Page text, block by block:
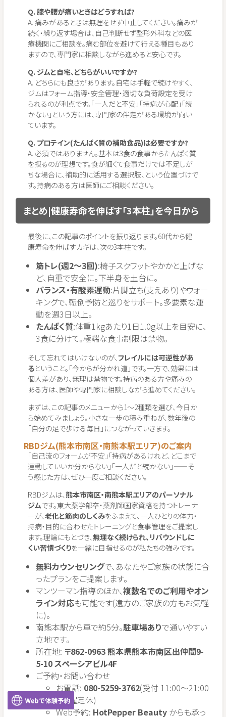
Q. 膝や腰が痛いときはどうすれば?
A. 痛みがあるときは無理をせず中止してください。痛みが
続く・繰り返す場合は、自己判断せず整形外科などの医
療機関にご相談を。痛む部位を避けて行える種目もあり
ますので、専門家に相談しながら進めると安心です。
Q. ジムと自宅、どちらがいいですか?
A. どちらにも良さがあります。自宅は手軽で続けやすく、
ジムはフォーム指導・安全管理・適切な負荷設定を受け
られるのが利点です。「一人だと不安」「持病が心配」「続
かない」という方には、専門家の伴走がある環境が向い
ています。
Q. プロテイン(たんぱく質の補助食品)は必要ですか?
A. 必須ではありません。基本は3食の食事からたんぱく質
を摂るのが理想です。食が細くて食事だけでは不足しが
ちな場合に、補助的に活用する選択肢、という位置づけで
す。持病のある方は医師にご相談ください。
まとめ|健康寿命を伸ばす「3本柱」を今日から
最後に、この記事のポイントを振り返ります。60代から健
康寿命を伸ばすカギは、次の3本柱です。
筋トレ(週2〜3回):椅子スクワットやかかと上げな
ど、自重で安全に。下半身を土台に。
バランス・有酸素運動:片脚立ち(支えあり)やウォー
キングで、転倒予防と巡りをサポート。多要素な運
動を週3日以上。
たんぱく質:体重1kgあたり1日1.0g以上を目安に、
3食に分けて。極端な食事制限は禁物。
そして忘れてはいけないのが、フレイルには可逆性があ
るということ。「今からが分かれ道」です。一方で、効果には
個人差があり、無理は禁物です。持病のある方や痛みの
ある方は、医師や専門家に相談しながら進めてください。
まずは、この記事のメニューから1〜2種類を選び、今日か
ら始めてみましょう。小さな一歩の積み重ねが、数年後の
「自分の足で歩ける毎日」につながっていきます。
RBDジム(熊本市南区・南熊本駅エリア)のご案内
「自己流のフォームが不安」「持病があるけれど、どこまで
運動していいか分からない」「一人だと続かない」——そ
う感じた方は、ぜひ一度ご相談ください。
RBDジムは、熊本市南区・南熊本駅エリアのパーソナル
ジムです。東大薬学部卒・薬剤師国家資格を持つトレーナ
ーが、老化と筋肉のしくみをふまえて、一人ひとりの体力・
持病・目的に合わせたトレーニングと食事管理をご提案し
ます。理論にもとづき、無理なく続けられ、リバウンドしに
くい習慣づくりを一緒に目指せるのが私たちの強みです。
無料カウンセリングで、あなたやご家族の状態に合
ったプランをご提案します。
マンツーマン指導のほか、複数名でのご利用やオン
ライン対応も可能です(遠方のご家族の方もお気軽
に)。
南熊本駅から車で約5分。駐車場ありで通いやすい
立地です。
所在地: 〒862-0963 熊本県熊本市南区出仲間9-
5-10 スペーシアビル4F
ご予約・お問い合わせ
お電話: 080-5259-3762(受付 11:00〜21:00
/ 月曜定休)
Web予約: HotPepper Beauty からも承っ